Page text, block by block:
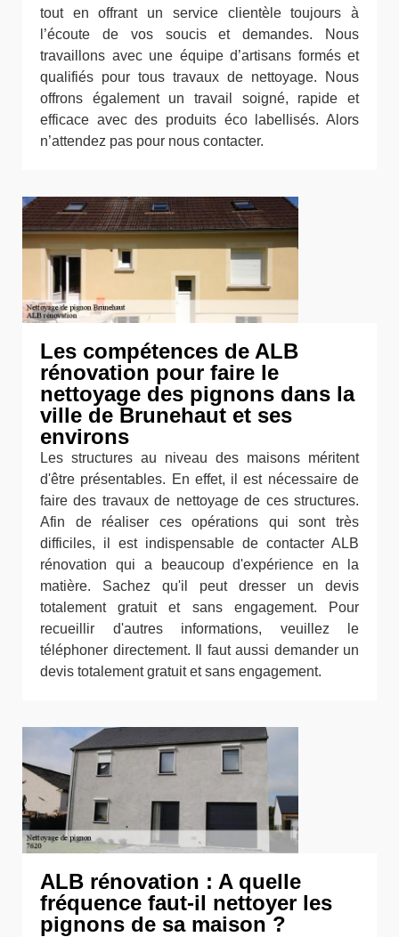
tout en offrant un service clientèle toujours à
l’écoute de vos soucis et demandes. Nous
travaillons avec une équipe d’artisans formés et
qualifiés pour tous travaux de nettoyage. Nous
offrons également un travail soigné, rapide et
efficace avec des produits éco labellisés. Alors
n’attendez pas pour nous contacter.
Les compétences de ALB
rénovation pour faire le
nettoyage des pignons dans la
ville de Brunehaut et ses
environs
Les structures au niveau des maisons méritent
d'être présentables. En effet, il est nécessaire de
faire des travaux de nettoyage de ces structures.
Afin de réaliser ces opérations qui sont très
difficiles, il est indispensable de contacter ALB
rénovation qui a beaucoup d'expérience en la
matière. Sachez qu'il peut dresser un devis
totalement gratuit et sans engagement. Pour
recueillir d'autres informations, veuillez le
téléphoner directement. Il faut aussi demander un
devis totalement gratuit et sans engagement.
ALB rénovation : A quelle
fréquence faut-il nettoyer les
pignons de sa maison ?